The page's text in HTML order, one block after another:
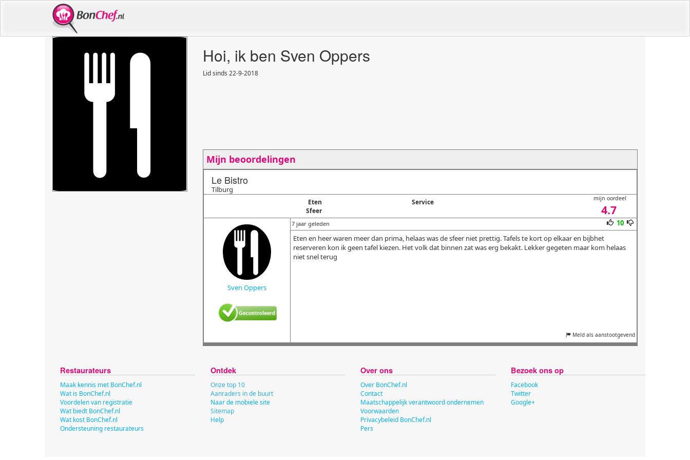
Hoi, ik ben Sven Oppers
Lid sinds 22-9-2018
Mijn beoordelingen
Le Bistro
Tilburg
Eten
Service
Sfeer
mijn oordeel
4.7
Sven Oppers
7 jaar geleden
10
Eten en heer waren meer dan prima, helaas was de sfeer niet prettig. Tafels te kort op elkaar en bijbhet
reserveren kon ik geen tafel kiezen. Het volk dat binnen zat was erg bekakt. Lekker gegeten maar kom helaas
niet snel terug
Meld als aanstootgevend
Restaurateurs
Maak kennis met BonChef.nl
Wat is BonChef.nl
Voordelen van registratie
Wat biedt BonChef.nl
Wat kost BonChef.nl
Ondersteuning restaurateurs
Ontdek
Onze top 10
Aanraders in de buurt
Naar de mobiele site
Sitemap
Help
Over ons
Over BonChef.nl
Contact
Maatschappelijk verantwoord ondernemen
Voorwaarden
Privacybeleid BonChef.nl
Pers
Bezoek ons op
Facebook
Twitter
Google+